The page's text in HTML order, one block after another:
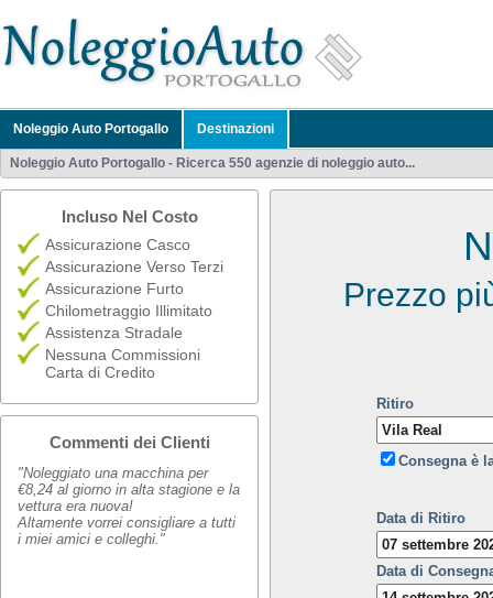
Noleggio Auto Portogallo Destinazioni
Noleggio Auto Portogallo - Ricerca 550 agenzie di noleggio auto...
Incluso Nel Costo
Assicurazione Casco
Assicurazione Verso Terzi
Assicurazione Furto
Chilometraggio Illimitato
Assistenza Stradale
Nessuna Commissioni
Carta di Credito
Commenti dei Clienti
"Noleggiato una macchina per
€8,24 al giorno in alta stagione e la
vettura era nuova!
Altamente vorrei consigliare a tutti
i miei amici e colleghi."
Prezzo
Ritiro
Consegna è
Data di Ritiro
Data di